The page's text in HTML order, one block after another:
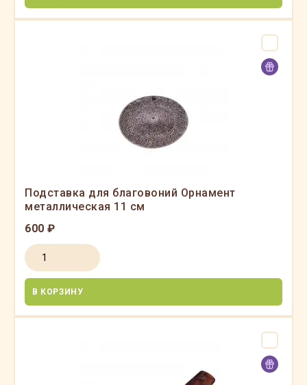
Подставка для благовоний Орнамент
металлическая 11 см
600 ₽
В КОРЗИНУ